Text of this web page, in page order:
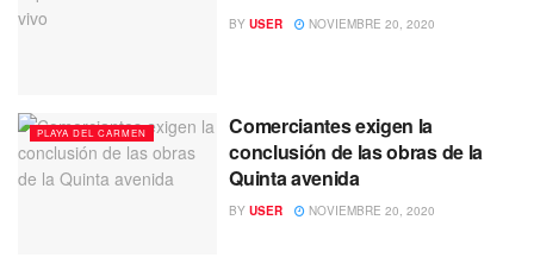
BY USER NOVIEMBRE 20, 2020
PLAYA DEL CARMEN
Comerciantes exigen la
conclusión de las obras de la
Quinta avenida
BY USER NOVIEMBRE 20, 2020